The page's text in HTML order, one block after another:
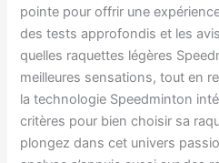
pointe pour offrir une
des tests approfondis et les
quelles raquettes légères
meilleures sensations, tout en
la technologie Speedminton
critères pour bien choisir sa
plongez dans cet univers